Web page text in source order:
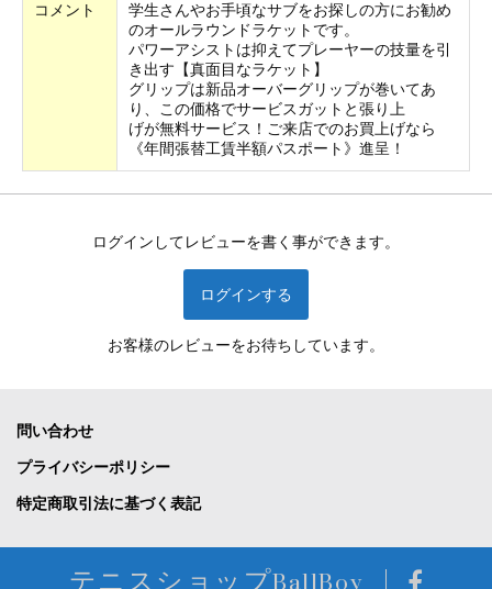
コメント
学生さんやお手頃なサブをお探しの方にお勧め
のオールラウンドラケットです。
パワーアシストは抑えてプレーヤーの技量を引
き出す【真面目なラケット】
グリップは新品オーバーグリップが巻いてあ
り、この価格でサービスガットと張り上
げが無料サービス！ご来店でのお買上げなら
《年間張替工賃半額パスポート》進呈！
ログインしてレビューを書く事ができます。
ログインする
お客様のレビューをお待ちしています。
問い合わせ
プライバシーポリシー
特定商取引法に基づく表記